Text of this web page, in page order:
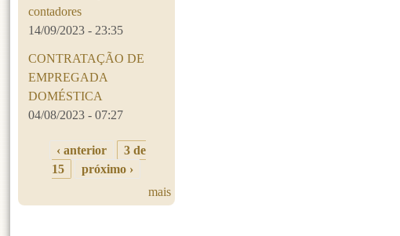
contadores
14/09/2023 - 23:35
CONTRATAÇÃO DE
EMPREGADA
DOMÉSTICA
04/08/2023 - 07:27
‹ anterior
3 de
15
próximo ›
mais